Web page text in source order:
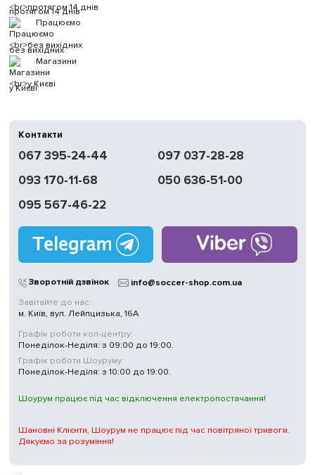
протягом 14 днів
Працюємо
без вихідних
Магазини
у Києві
Контакти
067 395-24-44
097 037-28-28
093 170-11-68
050 636-51-00
095 567-46-22
Зворотній дзвінок
info@soccer-shop.com.ua
Завітайте до нас:
м. Київ, вул. Лейпцизька, 16А
Графік роботи кол-центру:
Понеділок-Неділя: з 09:00 до 19:00.
Графік роботи Шоуруму:
Понеділок-Неділя: з 10:00 до 19:00.
Шоурум працює під час відключення електропостачання!
Шановні Клієнти, Шоурум не працює під час повітряної тривоги.
Дякуємо за розуміння!